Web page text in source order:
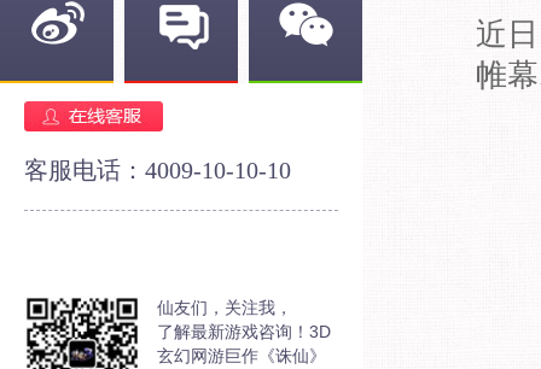
客服电话：4009-10-10-10
仙友们，关注我，
了解最新游戏咨询！3D
玄幻网游巨作《诛仙》
近
帷